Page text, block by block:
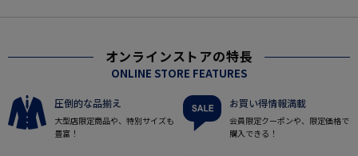
オンラインストアの特長
ONLINE STORE FEATURES
圧倒的な品揃え
大型店限定商品や、特別サイズも
豊富！
お買い得情報満載
会員限定クーポンや、限定価格で
購入できる！